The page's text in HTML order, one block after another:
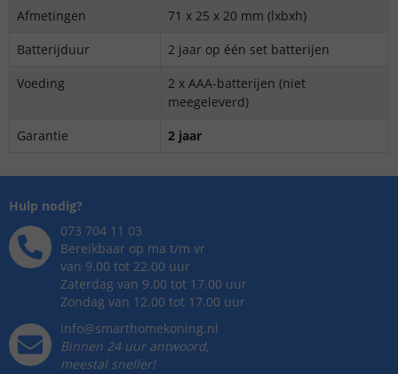
Afmetingen
71 x 25 x 20 mm (lxbxh)
Batterijduur
2 jaar op één set batterijen
Voeding
2 x AAA-batterijen (niet
meegeleverd)
Garantie
2 jaar
Hulp nodig?
073 704 11 03
Bereikbaar op ma t/m vr
van 9.00 tot 22.00 uur
Zaterdag van 9.00 tot 17.00 uur
Zondag van 12.00 tot 17.00 uur
info@smarthomekoning.nl
Binnen 24 uur antwoord,
meestal sneller!